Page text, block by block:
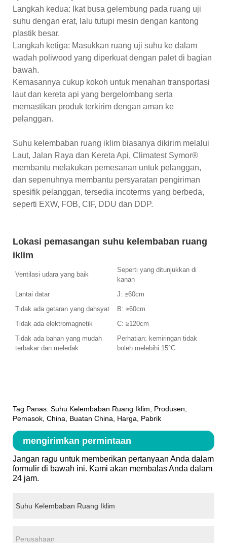
Langkah kedua: Ikat busa gelembung pada ruang uji
suhu dengan erat, lalu tutupi mesin dengan kantong
plastik besar.
Langkah ketiga: Masukkan ruang uji suhu ke dalam
wadah poliwood yang diperkuat dengan palet di bagian
bawah.
Kemasannya cukup kokoh untuk menahan transportasi
laut dan kereta api yang bergelombang serta
memastikan produk terkirim dengan aman ke
pelanggan.
Suhu kelembaban ruang iklim biasanya dikirim melalui
Laut, Jalan Raya dan Kereta Api, Climatest Symor®
membantu melakukan pemesanan untuk pelanggan,
dan sepenuhnya membantu persyaratan pengiriman
spesifik pelanggan, tersedia incoterms yang berbeda,
seperti EXW, FOB, CIF, DDU dan DDP.
Lokasi pemasangan suhu kelembaban ruang
iklim
Ventilasi udara yang baik
Seperti yang ditunjukkan di
kanan
Lantai datar
J: ≥60cm
Tidak ada getaran yang dahsyat
B: ≥60cm
Tidak ada elektromagnetik
C: ≥120cm
Tidak ada bahan yang mudah
terbakar dan meledak
Perhatian: kemiringan tidak
boleh melebihi 15°C
Tag Panas: Suhu Kelembaban Ruang Iklim, Produsen,
Pemasok, China, Buatan China, Harga, Pabrik
mengirimkan permintaan
Jangan ragu untuk memberikan pertanyaan Anda dalam
formulir di bawah ini. Kami akan membalas Anda dalam
24 jam.